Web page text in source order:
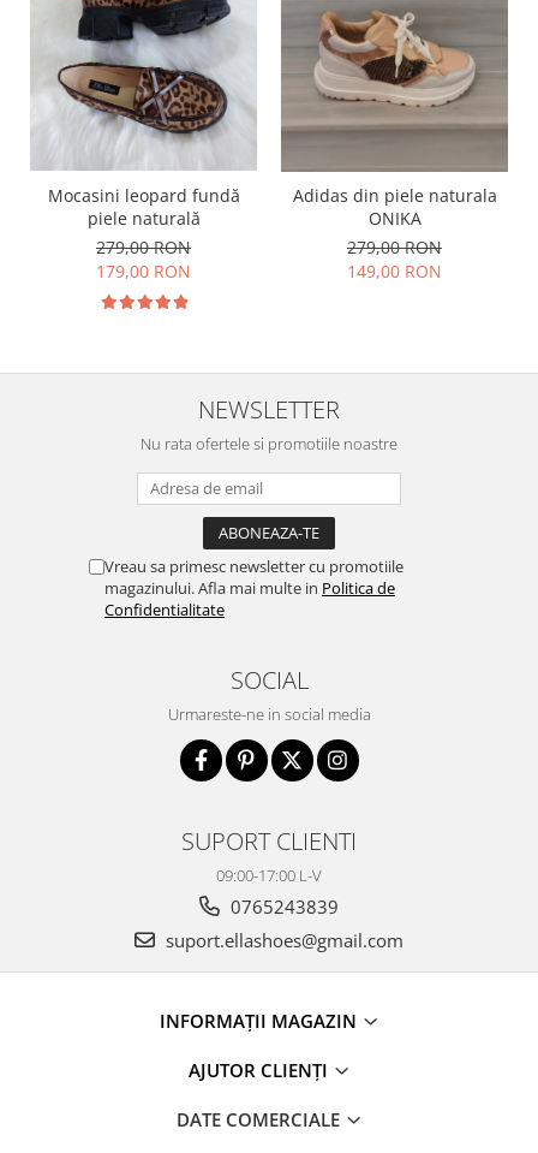
Mocasini leopard fundă
piele naturală
279,00 RON
179,00 RON
Adidas din piele naturala
ONIKA
279,00 RON
149,00 RON
NEWSLETTER
Nu rata ofertele si promotiile noastre
Vreau sa primesc newsletter cu promotiile
magazinului. Afla mai multe in Politica de
Confidentialitate
SOCIAL
Urmareste-ne in social media
SUPORT CLIENTI
09:00-17:00 L-V
0765243839
suport.ellashoes@gmail.com
INFORMAȚII MAGAZIN
AJUTOR CLIENȚI
DATE COMERCIALE